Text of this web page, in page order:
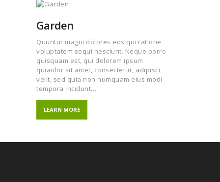
Garden
Quuntur magni dolores eos qui ratione
voluptatem sequi nesciunt. Neque porro
quisquam est, qui dolorem ipsum
quiaolor sit amet, consectetur, adipisci
velit, sed quia non numquam eius modi
tempora incidunt…
LEARN MORE